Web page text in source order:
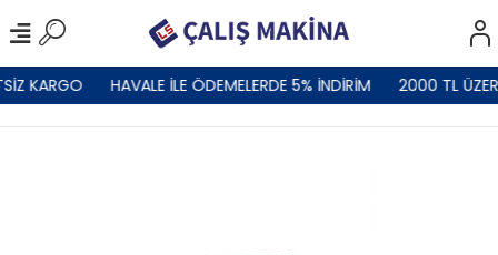
KARGO HAVALE İLE ÖDEMELERDE 5% İNDİRİM 2000 TL